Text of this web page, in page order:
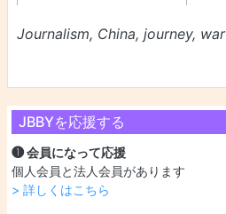
JBBYを応援する
❶ 会員になって応援
個人会員と法人会員があります
> 詳しくはこちら
Journalism, China, journey, war